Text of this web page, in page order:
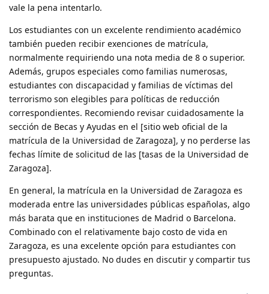
vale la pena intentarlo.
Los estudiantes con un excelente rendimiento académico
también pueden recibir exenciones de matrícula,
normalmente requiriendo una nota media de 8 o superior.
Además, grupos especiales como familias numerosas,
estudiantes con discapacidad y familias de víctimas del
terrorismo son elegibles para políticas de reducción
correspondientes. Recomiendo revisar cuidadosamente la
sección de Becas y Ayudas en el [sitio web oficial de la
matrícula de la Universidad de Zaragoza], y no perderse las
fechas límite de solicitud de las [tasas de la Universidad de
Zaragoza].
En general, la matrícula en la Universidad de Zaragoza es
moderada entre las universidades públicas españolas, algo
más barata que en instituciones de Madrid o Barcelona.
Combinado con el relativamente bajo costo de vida en
Zaragoza, es una excelente opción para estudiantes con
presupuesto ajustado. No dudes en discutir y compartir tus
preguntas.